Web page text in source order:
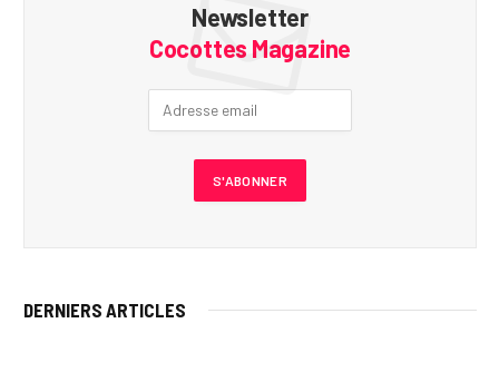
Newsletter
Cocottes Magazine
DERNIERS ARTICLES